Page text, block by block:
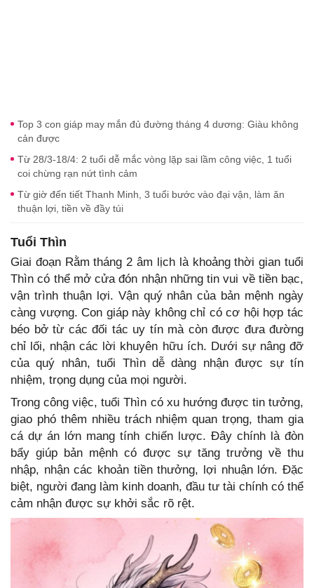
Top 3 con giáp may mắn đủ đường tháng 4 dương: Giàu không
cản được
Từ 28/3-18/4: 2 tuổi dễ mắc vòng lặp sai lầm công việc, 1 tuổi
coi chừng rạn nứt tình cảm
Từ giờ đến tiết Thanh Minh, 3 tuổi bước vào đại vận, làm ăn
thuận lợi, tiền về đầy túi
Tuổi Thìn
Giai đoạn Rằm tháng 2 âm lịch là khoảng thời gian tuổi
Thìn có thể mở cửa đón nhận những tin vui về tiền bạc,
vận trình thuận lợi. Vận quý nhân của bản mệnh ngày
càng vượng. Con giáp này không chỉ có cơ hội hợp tác
béo bở từ các đối tác uy tín mà còn được đưa đường
chỉ lối, nhận các lời khuyên hữu ích. Dưới sự nâng đỡ
của quý nhân, tuổi Thìn dễ dàng nhận được sự tín
nhiệm, trọng dụng của mọi người.
Trong công việc, tuổi Thìn có xu hướng được tin tưởng,
giao phó thêm nhiều trách nhiệm quan trọng, tham gia
cá dự án lớn mang tính chiến lược. Đây chính là đòn
bẩy giúp bản mệnh có được sự tăng trưởng về thu
nhập, nhận các khoản tiền thưởng, lợi nhuận lớn. Đặc
biệt, người đang làm kinh doanh, đầu tư tài chính có thể
cảm nhận được sự khởi sắc rõ rệt.